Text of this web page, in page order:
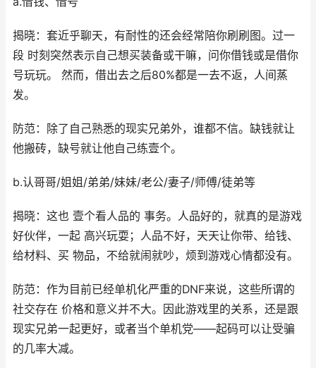
揭晓：套近乎聊天，有耐性的还会经常陪你刷刷图。过一
段 时刻突然表示自己想买装备或干嘛，问你借钱或是借你
号玩玩。 然而，借出去之后80%都是一去不返，人间蒸
发。
防范：除了自己熟悉的现实兄弟外，谁都不信。缺钱就让
他搬砖，缺号就让他自己练壹个。
b.认哥哥/姐姐/弟弟/妹妹/老公/妻子/师傅/徒弟等
揭晓：这也 壹个看人品的 事务。人品好的，就真的是游戏
好伙伴，一起 高兴玩耍；人品不好，天天让你带、给钱、
给材料、买 物品，不给就闹就吵，烦到游戏心情都没有。
防范：作为目前已经单机化严重的DNF来说，这些所谓的
社交存在 价格和意义并不大。因此游戏里的关系，还是跟
现实兄弟一起更好，或者当个单机党——起码可以让受骗
的几率大减。